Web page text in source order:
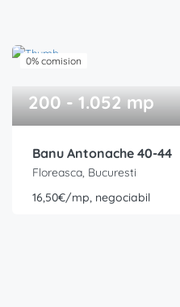
0% comision
200 - 1.052 mp
Banu Antonache 40-44
Floreasca, Bucuresti
16,50€/mp, negociabil